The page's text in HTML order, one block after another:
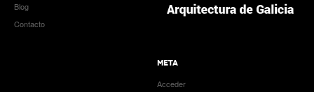
Blog
Contacto
META
Acceder